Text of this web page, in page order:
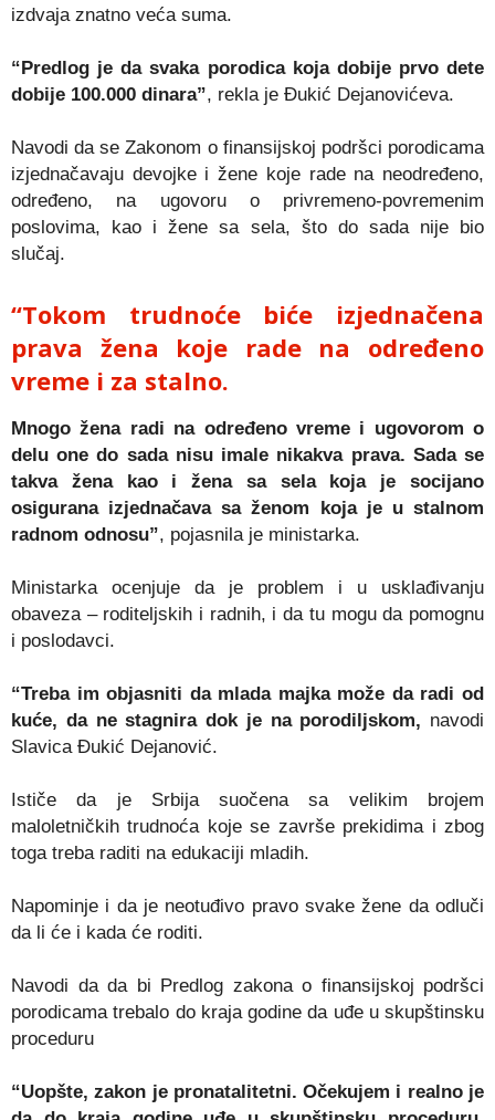
izdvaja znatno veća suma.
“Predlog je da svaka porodica koja dobije prvo dete
dobije 100.000 dinara”, rekla je Đukić Dejanovićeva.
Navodi da se Zakonom o finansijskoj podršci porodicama
izjednačavaju devojke i žene koje rade na neodređeno,
određeno, na ugovoru o privremeno-povremenim
poslovima, kao i žene sa sela, što do sada nije bio
slučaj.
“Tokom trudnoće biće izjednačena
prava žena koje rade na određeno
vreme i za stalno.
Mnogo žena radi na određeno vreme i ugovorom o
delu one do sada nisu imale nikakva prava. Sada se
takva žena kao i žena sa sela koja je socijano
osigurana izjednačava sa ženom koja je u stalnom
radnom odnosu”, pojasnila je ministarka.
Ministarka ocenjuje da je problem i u usklađivanju
obaveza – roditeljskih i radnih, i da tu mogu da pomognu
i poslodavci.
“Treba im objasniti da mlada majka može da radi od
kuće, da ne stagnira dok je na porodiljskom, navodi
Slavica Đukić Dejanović.
Ističe da je Srbija suočena sa velikim brojem
maloletničkih trudnoća koje se završe prekidima i zbog
toga treba raditi na edukaciji mladih.
Napominje i da je neotuđivo pravo svake žene da odluči
da li će i kada će roditi.
Navodi da da bi Predlog zakona o finansijskoj podršci
porodicama trebalo do kraja godine da uđe u skupštinsku
proceduru
“Uopšte, zakon je pronatalitetni. Očekujem i realno je